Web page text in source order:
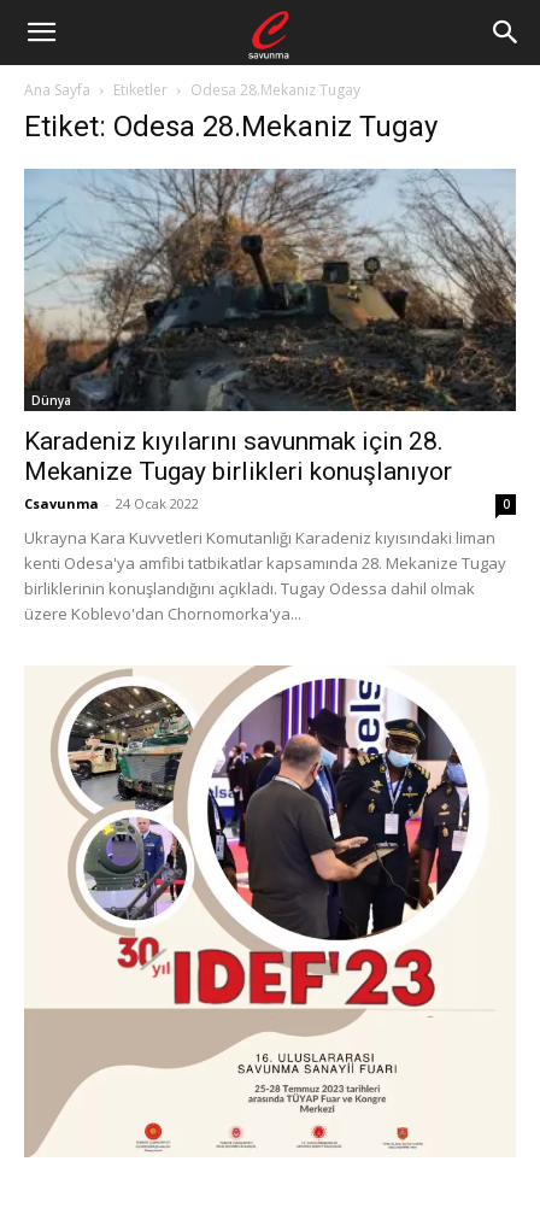
Ana Sayfa Etiketler Odesa 28.Mekaniz Tugay
Etiket: Odesa 28.Mekaniz Tugay
Dünya
Karadeniz kıyılarını savunmak için 28.
Mekanize Tugay birlikleri konuşlanıyor
Csavunma - 24 Ocak 2022 0
Ukrayna Kara Kuvvetleri Komutanlığı Karadeniz kıyısındaki liman
kenti Odesa'ya amfibi tatbikatlar kapsamında 28. Mekanize Tugay
birliklerinin konuşlandığını açıkladı. Tugay Odessa dahil olmak
üzere Koblevo'dan Chornomorka'ya...